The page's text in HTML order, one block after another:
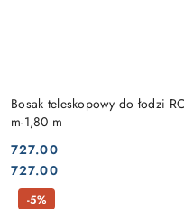
Bosak teleskopowy do łodzi
m-1,80 m
Cena:
727.00
Cena:
727.00
-5%